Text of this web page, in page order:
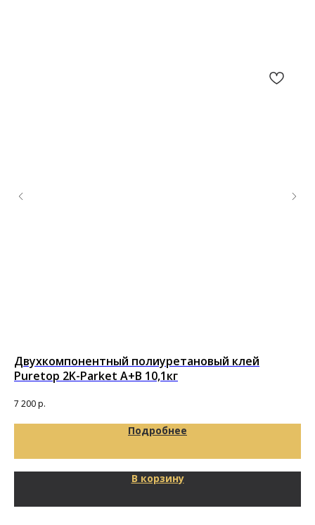
Двухкомпонентный полиуретановый клей
Puretop 2K-Parket A+B 10,1кг
7 200р.
Подробнее
В корзину